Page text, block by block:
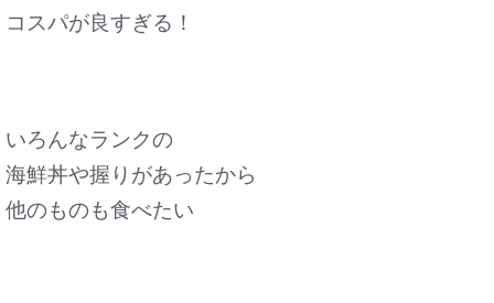
コスパが良すぎる！
いろんなランクの
海鮮丼や握りがあったから
他のものも食べたい